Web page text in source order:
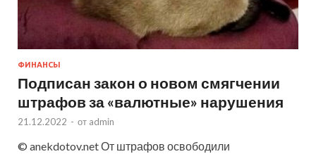
ФИНАНСЫ
Подписан закон о новом смягчении
штрафов за «валютные» нарушения
21.12.2022 - от admin
© anekdotov.net От штрафов освободили